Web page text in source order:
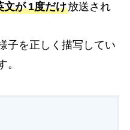
文が1度だけ放送され
子を正しく描写してい
。